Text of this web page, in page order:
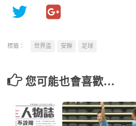
標籤： 世界盃 安聯 足球
您可能也會喜歡…